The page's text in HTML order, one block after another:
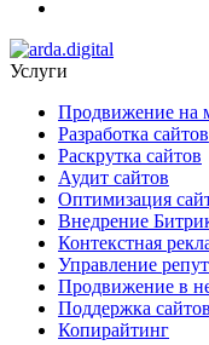
Услуги
Продвижение на
Разработка сайтов
Раскрутка сайтов
Аудит сайтов
Оптимизация
Внедрение
Контекстная
Управление
Продвижение в
Поддержка сайтов
Копирайтинг